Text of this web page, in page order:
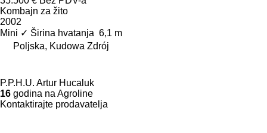
Kombajn za žito
2002
Mini ✓ Širina hvatanja 6,1 m
Poljska, Kudowa Zdrój
P.P.H.U. Artur Hucaluk
16 godina na Agroline
Kontaktirajte prodavatelja